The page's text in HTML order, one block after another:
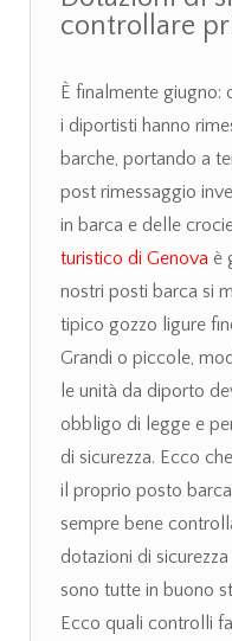
controllare
È finalmente giugno:
i diportisti hanno
barche, portando a
post rimessaggio
in barca e delle
turistico di Genova è
nostri posti barca si
tipico gozzo ligure
Grandi o piccole,
le unità da diporto
obbligo di legge e
di sicurezza. Ecco
il proprio posto
sempre bene
dotazioni di
sono tutte in buono
Ecco quali controlli